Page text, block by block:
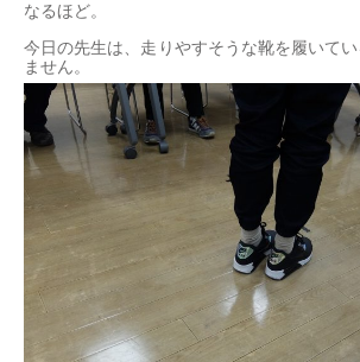
なるほど。
今日の先生は、走りやすそうな靴を履いて
ません。